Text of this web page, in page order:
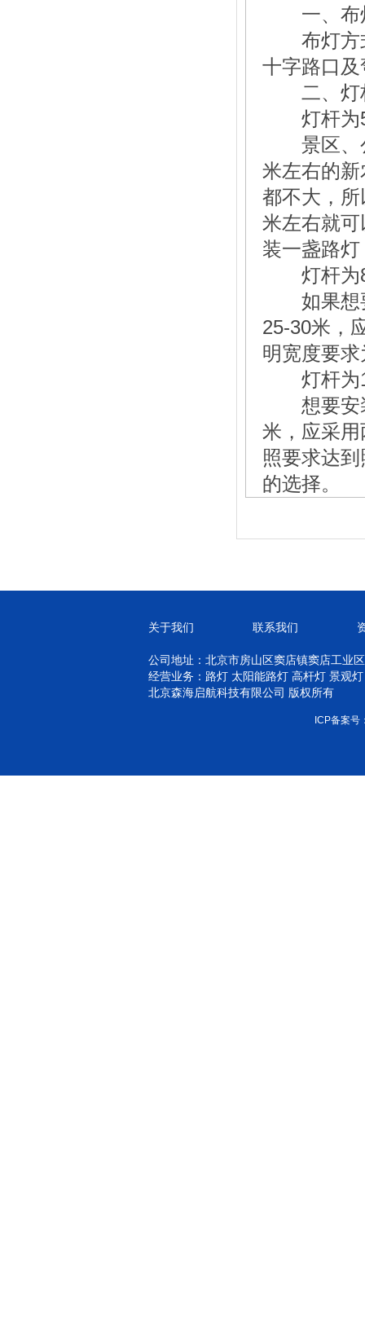
一、布
布灯方式
十字路口
二、灯
灯杆为
景区、
米左右的
都不大，
米左右就
装一盏路
灯杆为
如果想
25-30米，
明宽度要求
灯杆为
想要安
米，应采
照要求达
的选择。
关于我们 联系我们
公司地址：北京市房山区窦店镇窦店工业
经营业务：路灯 太阳能路灯 高杆灯 景观
北京森海启航科技有限公司 版权所有
ICP备案号